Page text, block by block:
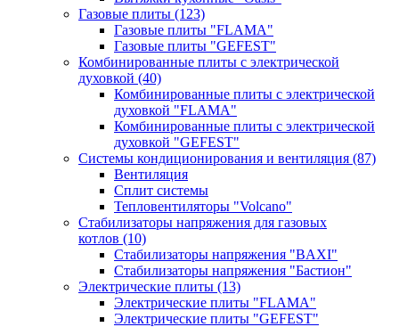
Газовые плиты (123)
Газовые плиты "FLAMA"
Газовые плиты "GEFEST"
Комбинированные плиты с электрической
духовкой (40)
Комбинированные плиты с электрической
духовкой "FLAMA"
Комбинированные плиты с электрической
духовкой "GEFEST"
Системы кондиционирования и вентиляция (87)
Вентиляция
Сплит системы
Тепловентиляторы "Volcano"
Стабилизаторы напряжения для газовых
котлов (10)
Стабилизаторы напряжения "BAXI"
Стабилизаторы напряжения "Бастион"
Электрические плиты (13)
Электрические плиты "FLAMA"
Электрические плиты "GEFEST"